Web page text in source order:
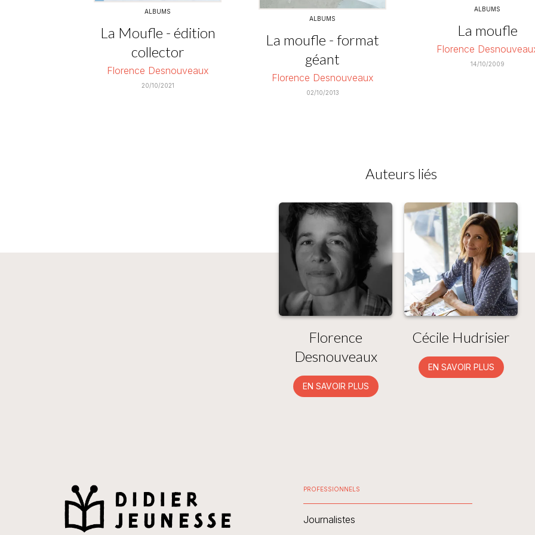
ALBUMS
La Moufle - édition
collector
Florence Desnouveaux
20/10/2021
ALBUMS
La moufle - format
géant
Florence Desnouveaux
02/10/2013
ALBUMS
La moufle
Florence
14/10/2009
Auteurs liés
Florence
Desnouveaux
EN SAVOIR PLUS
Cécile Hudrisier
EN SAVOIR PLUS
PROFESSIONNELS
Journalistes